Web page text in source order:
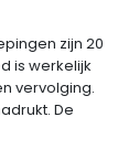
zijn 20
is werkelijk
vervolging.
De